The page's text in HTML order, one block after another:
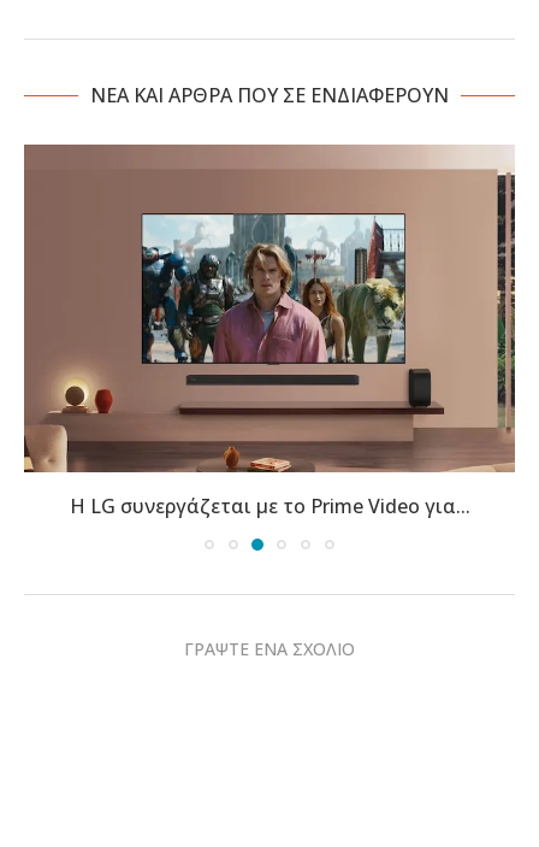
NΕΑ ΚΑΙ ΑΡΘΡΑ ΠΟΥ ΣΕ ΕΝΔΙΑΦΕΡΟΥΝ
Η LG συνεργάζεται με το Prime Video για...
ΓΡΑΨΤΕ ΕΝΑ ΣΧΟΛΙΟ